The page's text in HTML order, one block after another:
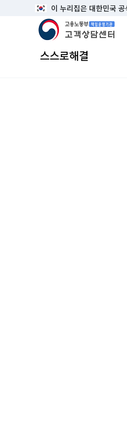
이 누리집은 대한민국
고용노동부 책임운영기관 고
스스로해결